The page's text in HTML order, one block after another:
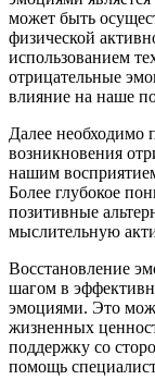
может быть
физической
использованием
отрицательные
влияние на наше
Далее необходимо
возникновения
нашим
Более глубокое
позитивные
мыслительную
Восстановление
шагом в
эмоциями. Это
жизненных
поддержку со
помощь